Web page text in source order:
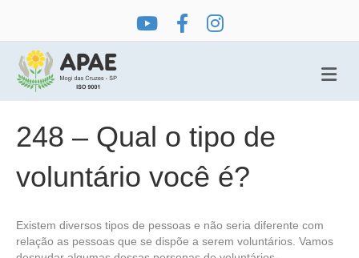
248 – Qual o tipo de
voluntário você é?
Existem diversos tipos de pessoas e não seria diferente com
relação as pessoas que se dispõe a serem voluntários. Vamos